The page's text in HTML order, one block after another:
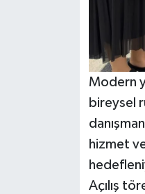
Modern
bireysel
hizmet
Açılış